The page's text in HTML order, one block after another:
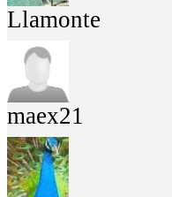
Llamonte
maex21